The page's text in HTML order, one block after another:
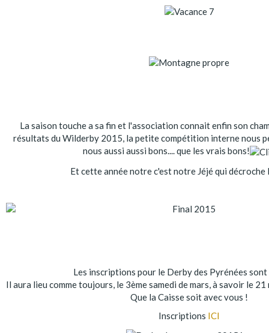
La saison touche a sa fin et l'association connait enfin son
résultats du Wilderby 2015, la petite compétition interne nous
nous aussi aussi bons.... que les vrais bons!
Et cette année notre c'est notre Jéjé qui décroche
Les inscriptions pour le Derby des Pyrénées
Il aura lieu comme toujours, le 3ème samedi de mars, à savoir le
Que la Caisse soit avec vous !
Inscriptions ICI